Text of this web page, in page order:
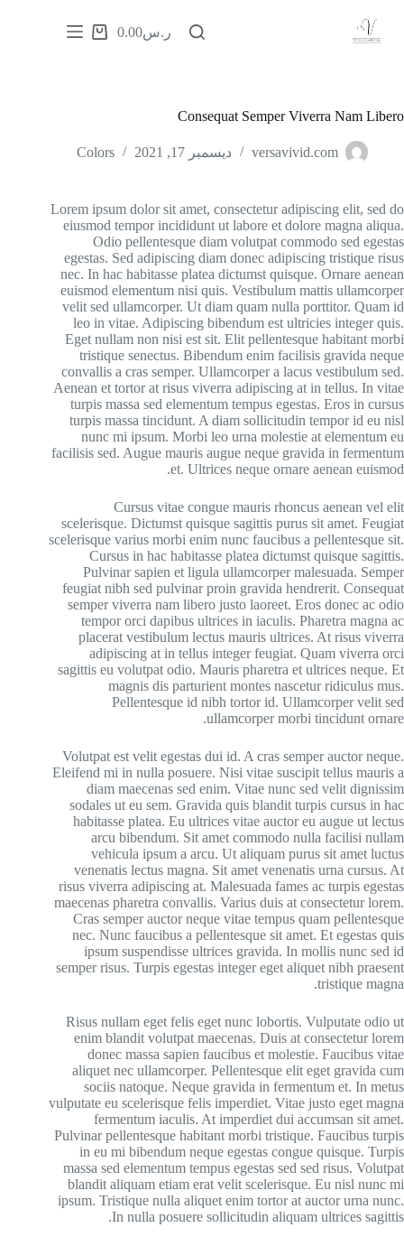
خدمة تدلل
من نحن
شحن مجاني في حال الطلب ب 700 ريال أو أكثر للشحن
الدولي + شحن مجاني مجاني في حال الطلب ب 500 ريال
أو أكثر للشحن المحلي
تعرف على منتجاتنا
Username or Email Address
Remember Me Forgot Password?
إثبات إنسانيتك
5 + 8 =
Log In
Username or Email Address
Get New Password
← Back to login
ر.س0.00
Consequat Semper Viverra Nam Libero
versavivid.com ديسمبر 17, 2021 Colors
Lorem ipsum dolor sit amet, consectetur adipiscing elit, sed do
eiusmod tempor incididunt ut labore et dolore magna aliqua.
Odio pellentesque diam volutpat commodo sed egestas
egestas. Sed adipiscing diam donec adipiscing tristique risus
nec. In hac habitasse platea dictumst quisque. Ornare aenean
euismod elementum nisi quis. Vestibulum mattis ullamcorper
velit sed ullamcorper. Ut diam quam nulla porttitor. Quam id
leo in vitae. Adipiscing bibendum est ultricies integer quis.
Eget nullam non nisi est sit. Elit pellentesque habitant morbi
tristique senectus. Bibendum enim facilisis gravida neque
convallis a cras semper. Ullamcorper a lacus vestibulum sed.
Aenean et tortor at risus viverra adipiscing at in tellus. In vitae
turpis massa sed elementum tempus egestas. Eros in cursus
turpis massa tincidunt. A diam sollicitudin tempor id eu nisl
nunc mi ipsum. Morbi leo urna molestie at elementum eu
facilisis sed. Augue mauris augue neque gravida in fermentum
et. Ultrices neque ornare aenean euismod.
Cursus vitae congue mauris rhoncus aenean vel elit
scelerisque. Dictumst quisque sagittis purus sit amet. Feugiat
scelerisque varius morbi enim nunc faucibus a pellentesque sit.
Cursus in hac habitasse platea dictumst quisque sagittis.
Pulvinar sapien et ligula ullamcorper malesuada. Semper
feugiat nibh sed pulvinar proin gravida hendrerit. Consequat
semper viverra nam libero justo laoreet. Eros donec ac odio
tempor orci dapibus ultrices in iaculis. Pharetra magna ac
placerat vestibulum lectus mauris ultrices. At risus viverra
adipiscing at in tellus integer feugiat. Quam viverra orci
sagittis eu volutpat odio. Mauris pharetra et ultrices neque. Et
magnis dis parturient montes nascetur ridiculus mus.
Pellentesque id nibh tortor id. Ullamcorper velit sed
ullamcorper morbi tincidunt ornare.
Volutpat est velit egestas dui id. A cras semper auctor neque.
Eleifend mi in nulla posuere. Nisi vitae suscipit tellus mauris a
diam maecenas sed enim. Vitae nunc sed velit dignissim
sodales ut eu sem. Gravida quis blandit turpis cursus in hac
habitasse platea. Eu ultrices vitae auctor eu augue ut lectus
arcu bibendum. Sit amet commodo nulla facilisi nullam
vehicula ipsum a arcu. Ut aliquam purus sit amet luctus
venenatis lectus magna. Sit amet venenatis urna cursus. At
risus viverra adipiscing at. Malesuada fames ac turpis egestas
maecenas pharetra convallis. Varius duis at consectetur lorem.
Cras semper auctor neque vitae tempus quam pellentesque
nec. Nunc faucibus a pellentesque sit amet. Et egestas quis
ipsum suspendisse ultrices gravida. In mollis nunc sed id
semper risus. Turpis egestas integer eget aliquet nibh praesent
tristique magna.
Risus nullam eget felis eget nunc lobortis. Vulputate odio ut
enim blandit volutpat maecenas. Duis at consectetur lorem
donec massa sapien faucibus et molestie. Faucibus vitae
aliquet nec ullamcorper. Pellentesque elit eget gravida cum
sociis natoque. Neque gravida in fermentum et. In metus
vulputate eu scelerisque felis imperdiet. Vitae justo eget magna
fermentum iaculis. At imperdiet dui accumsan sit amet.
Pulvinar pellentesque habitant morbi tristique. Faucibus turpis
in eu mi bibendum neque egestas congue quisque. Turpis
massa sed elementum tempus egestas sed sed risus. Volutpat
blandit aliquam etiam erat velit scelerisque. Eu nisl nunc mi
ipsum. Tristique nulla aliquet enim tortor at auctor urna nunc.
In nulla posuere sollicitudin aliquam ultrices sagittis.